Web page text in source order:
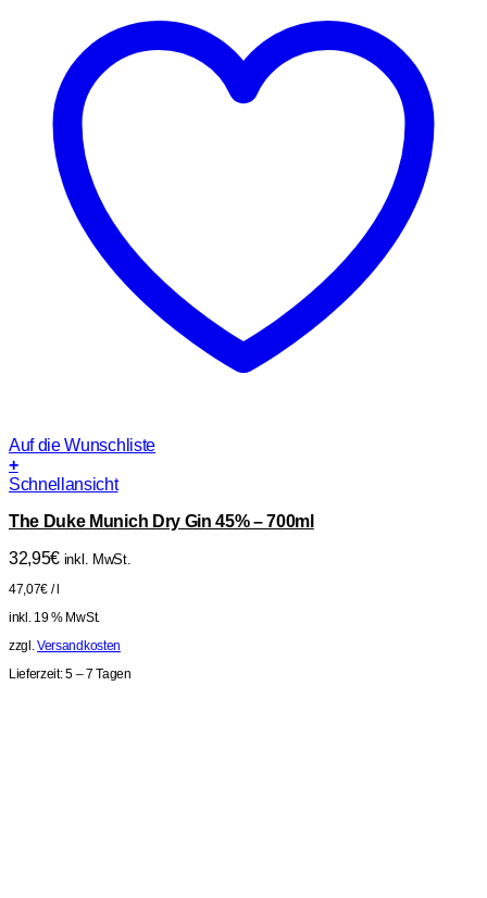
Auf die Wunschliste
+
Schnellansicht
The Duke Munich Dry Gin 45% – 700ml
32,95€ inkl. MwSt.
47,07€ /l
inkl. 19 % MwSt.
zzgl.Versandkosten
Lieferzeit:5 – 7 Tagen